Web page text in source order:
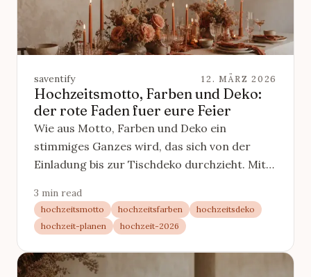
saventify 12. MÄRZ 2026
Hochzeitsmotto, Farben und Deko:
der rote Faden fuer eure Feier
Wie aus Motto, Farben und Deko ein
stimmiges Ganzes wird, das sich von der
Einladung bis zur Tischdeko durchzieht. Mit
3 min read
hochzeitsmotto hochzeitsfarben
hochzeitsdeko
hochzeit-planen
hochzeit-2026